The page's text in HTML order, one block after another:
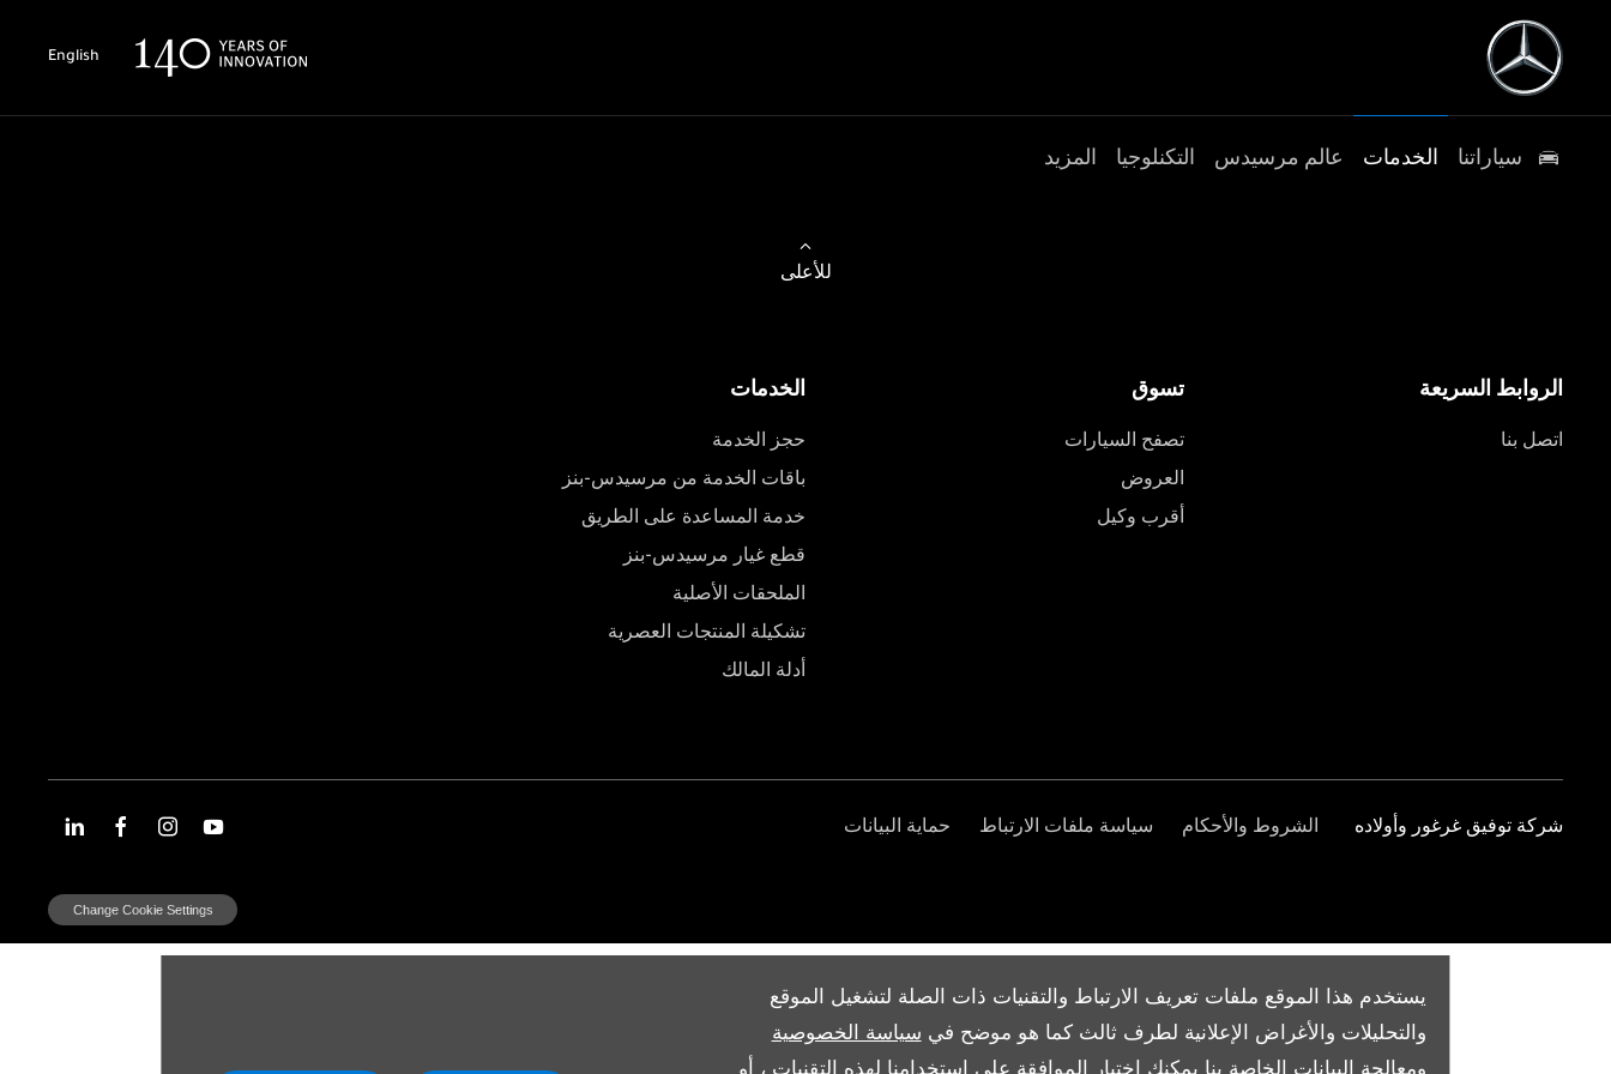
يستخدم هذا الموقع ملفات تعريف الارتباط والتقنيات ذات الصلة لتشغيل الموقع
والتحليلات والأغراض الإعلانية لطرف ثالث كما هو موضح في سياسة الخصوصية
ومعالجة البيانات الخاصة بنا يمكنك اختيار الموافقة على استخدامنا لهذه التقنيات ، أو
English
سياراتنا الخدمات عالم مرسيدس التكنلوجيا المزيد
للأعلى
الروابط السريعة
اتصل بنا
تسوق
تصفح السيارات
العروض
أقرب وكيل
الخدمات
حجز الخدمة
باقات الخدمة من مرسيدس-بنز
خدمة المساعدة على الطريق
قطع غيار مرسيدس-بنز
الملحقات الأصلية
تشكيلة المنتجات العصرية
أدلة المالك
شركة توفيق غرغور وأولاده الشروط والأحكام سياسة ملفات الارتباط حماية البيانات